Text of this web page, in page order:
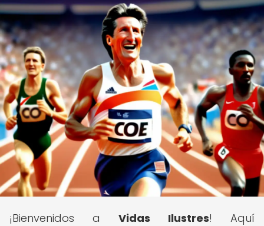
¡Bienvenidos a Vidas Ilustres! Aquí